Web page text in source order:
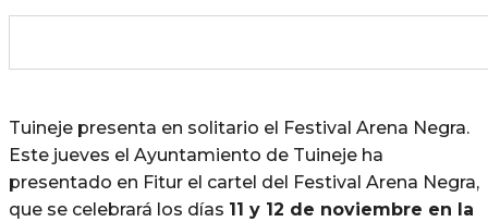
Tuineje presenta en solitario el Festival Arena Negra.
Este jueves el Ayuntamiento de Tuineje ha
presentado en Fitur el cartel del Festival Arena Negra,
que se celebrará los días 11 y 12 de noviembre en la